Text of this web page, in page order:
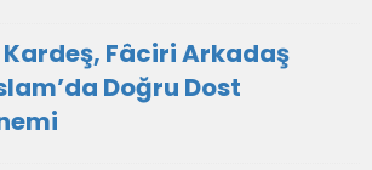
Fâciri Arkadaş
Doğru Dost